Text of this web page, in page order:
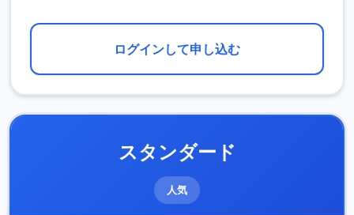
ログインして申し込む
スタンダード
人気